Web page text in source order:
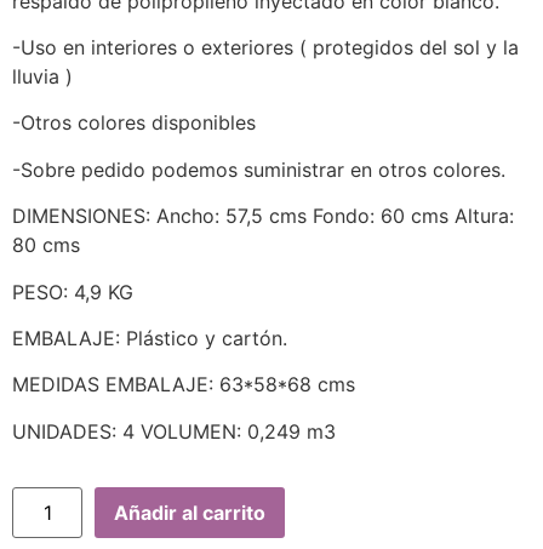
-Uso en interiores o exteriores ( protegidos del sol y la
lluvia )
-Otros colores disponibles
-Sobre pedido podemos suministrar en otros colores.
DIMENSIONES: Ancho: 57,5 cms Fondo: 60 cms Altura:
80 cms
PESO: 4,9 KG
EMBALAJE: Plástico y cartón.
MEDIDAS EMBALAJE: 63*58*68 cms
UNIDADES: 4 VOLUMEN: 0,249 m3
Añadir al carrito